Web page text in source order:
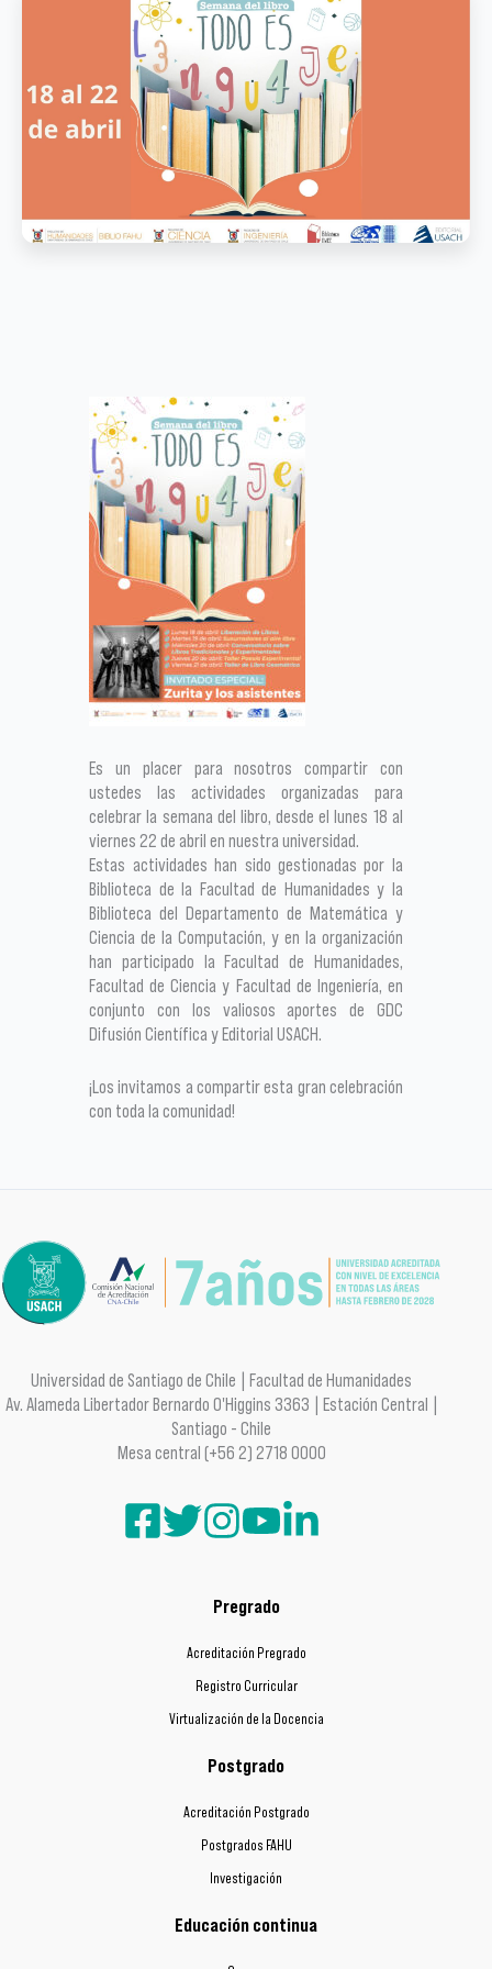
Es un placer para nosotros compartir con
ustedes las actividades organizadas para
celebrar la semana del libro, desde el lunes 18 al
viernes 22 de abril en nuestra universidad.
Estas actividades han sido gestionadas por la
Biblioteca de la Facultad de Humanidades y la
Biblioteca del Departamento de Matemática y
Ciencia de la Computación, y en la organización
han participado la Facultad de Humanidades,
Facultad de Ciencia y Facultad de Ingeniería, en
conjunto con los valiosos aportes de GDC
Difusión Científica y Editorial USACH.
¡Los invitamos a compartir esta gran celebración
con toda la comunidad!
Universidad de Santiago de Chile | Facultad de Humanidades
Av. Alameda Libertador Bernardo O'Higgins 3363 | Estación Central |
Santiago - Chile
Mesa central (+56 2) 2718 0000
Pregrado
Acreditación Pregrado
Registro Curricular
Virtualización de la Docencia
Postgrado
Acreditación Postgrado
Postgrados FAHU
Investigación
Educación continua